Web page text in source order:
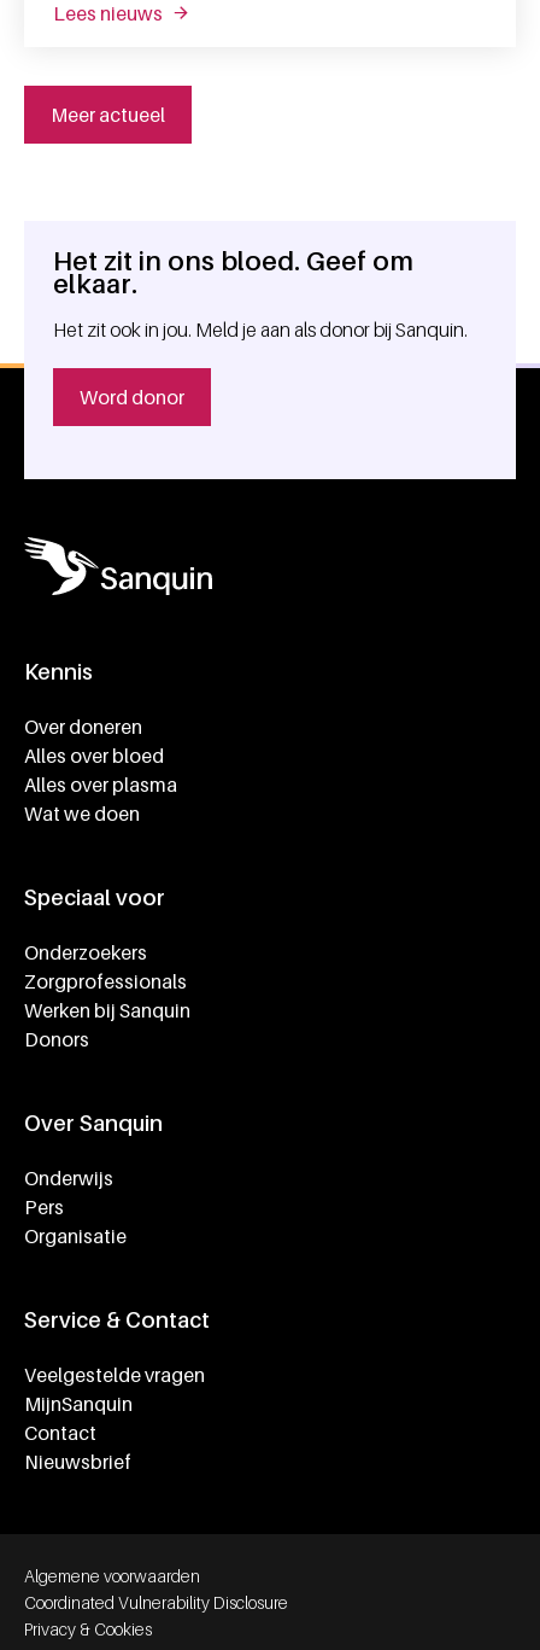
lees nieuws over 8 ideeën om van je donatietijd iets
Meer actueel
Algemene informatie
Het zit in ons bloed. Geef om
elkaar.
Het zit ook in jou. Meld je aan als donor bij Sanquin.
Word donor
Kennis
Over doneren
Alles over bloed
Alles over plasma
Wat we doen
Speciaal voor
Onderzoekers
Zorgprofessionals
Werken bij Sanquin
Donors
Over Sanquin
Onderwijs
Pers
Organisatie
Service & Contact
Veelgestelde vragen
MijnSanquin
Contact
Nieuwsbrief
Footer bottom navigation
Algemene voorwaarden
Coordinated Vulnerability Disclosure
Privacy & Cookies